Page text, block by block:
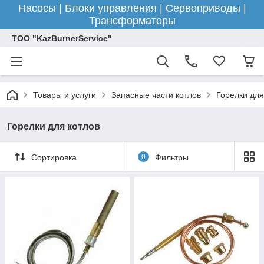
Насосы | Блоки управления | Сервоприводы |
Трансформаторы
ТОО "KazBurnerService"
Товары и услуги Запасные части котлов Горелки
Горелки для котлов
Сортировка 0 Фильтры